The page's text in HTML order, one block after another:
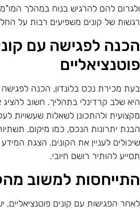
להם להרגיש בנוח במהלך
של קונים משפיעים רבות על
לפגישה עם
מכירת נכס בלונדון, הכנה לפגישה
שלב קרדינלי בתהליך. חשוב
ולהתכונן לשאלות שעשויות
יתרונות הנכס, כמו מיקום,
לעניין את הקונים. הצגת
להותיר רושם חיובי.
למשוב
הפגישות עם קונים פוטנציאליים,